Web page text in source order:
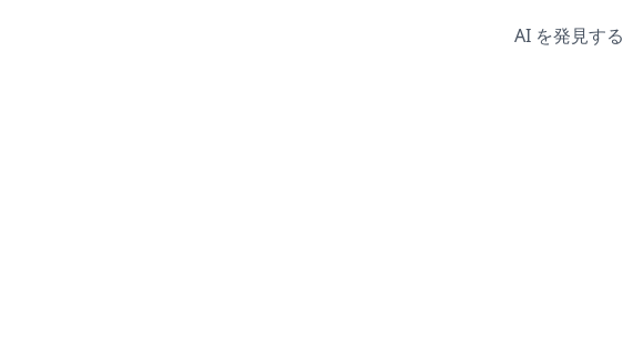
AI を発見する